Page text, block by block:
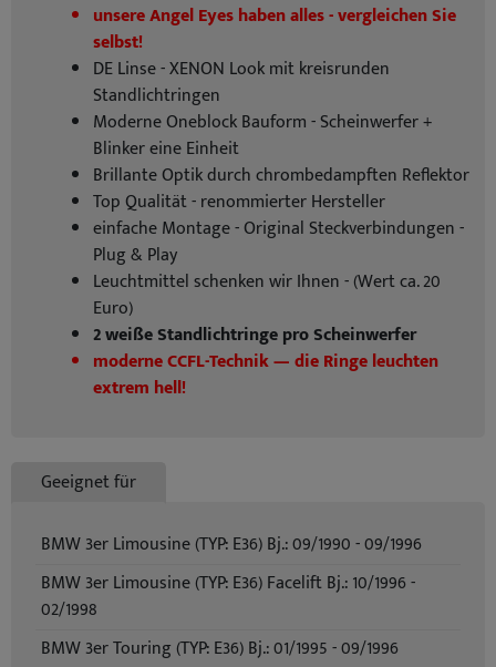
unsere Angel Eyes haben alles - vergleichen Sie
selbst!
DE Linse - XENON Look mit kreisrunden
Standlichtringen
Moderne Oneblock Bauform - Scheinwerfer +
Blinker eine Einheit
Brillante Optik durch chrombedampften Reflektor
Top Qualität - renommierter Hersteller
einfache Montage - Original Steckverbindungen -
Plug & Play
Leuchtmittel schenken wir Ihnen - (Wert ca. 20
Euro)
2 weiße Standlichtringe pro Scheinwerfer
moderne CCFL-Technik — die Ringe leuchten
extrem hell!
Geeignet für
BMW 3er Limousine (TYP: E36) Bj.: 09/1990 - 09/1996
BMW 3er Limousine (TYP: E36) Facelift Bj.: 10/1996 -
02/1998
BMW 3er Touring (TYP: E36) Bj.: 01/1995 - 09/1996